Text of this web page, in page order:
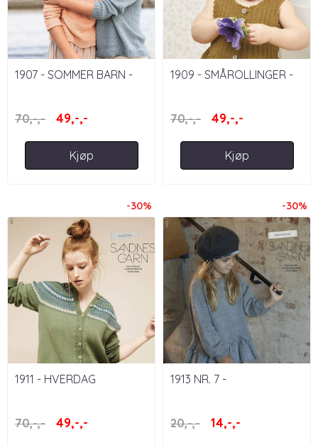
1907 - SOMMER BARN -
70,-,-
49,-,-
Kjøp
1909 - SMÅROLLINGER -
70,-,-
49,-,-
Kjøp
-30%
1911 - HVERDAG
70,-,- 49,-,-
-30%
1913 NR. 7 -
20,-,-
14,-,-